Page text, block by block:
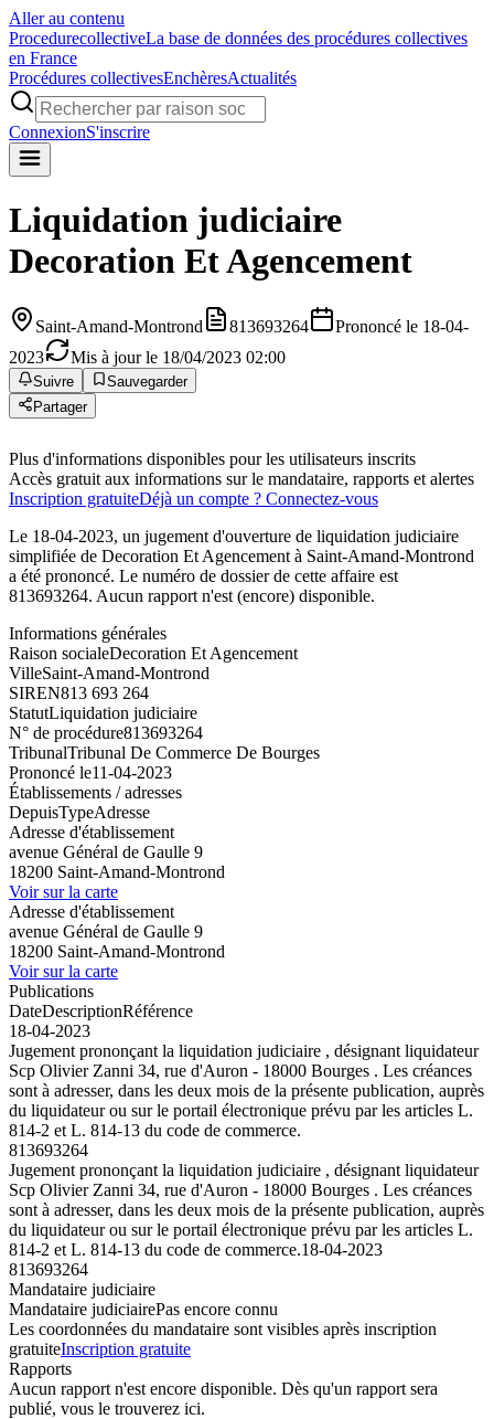
Aller au contenu
ProcedurecollectiveLa base de données des procédures collectives
en France
Procédures collectivesEnchèresActualités
ConnexionS'inscrire
Liquidation judiciaire
Decoration Et Agencement
Saint-Amand-Montrond 813693264
Prononcé le 18-04-
2023
Mis à jour le 18/04/2023 02:00
Suivre
Sauvegarder
Partager
Plus d'informations disponibles pour les utilisateurs inscrits
Accès gratuit aux informations sur le mandataire, rapports et alertes
Inscription gratuiteDéjà un compte ? Connectez-vous
Le 18-04-2023, un jugement d'ouverture de liquidation judiciaire
simplifiée de Decoration Et Agencement à Saint-Amand-Montrond
a été prononcé. Le numéro de dossier de cette affaire est
813693264. Aucun rapport n'est (encore) disponible.
Informations générales
Raison socialeDecoration Et Agencement
VilleSaint-Amand-Montrond
SIREN813 693 264
StatutLiquidation judiciaire
N° de procédure813693264
TribunalTribunal De Commerce De Bourges
Prononcé le11-04-2023
Établissements / adresses
DepuisTypeAdresse
Adresse d'établissement
avenue Général de Gaulle 9
18200 Saint-Amand-Montrond
Voir sur la carte
Adresse d'établissement
avenue Général de Gaulle 9
18200 Saint-Amand-Montrond
Voir sur la carte
Publications
DateDescriptionRéférence
18-04-2023
Jugement prononçant la liquidation judiciaire , désignant liquidateur
Scp Olivier Zanni 34, rue d'Auron - 18000 Bourges . Les créances
sont à adresser, dans les deux mois de la présente publication, auprès
du liquidateur ou sur le portail électronique prévu par les articles L.
814-2 et L. 814-13 du code de commerce.
813693264
Jugement prononçant la liquidation judiciaire , désignant liquidateur
Scp Olivier Zanni 34, rue d'Auron - 18000 Bourges . Les créances
sont à adresser, dans les deux mois de la présente publication, auprès
du liquidateur ou sur le portail électronique prévu par les articles L.
814-2 et L. 814-13 du code de commerce.18-04-2023
813693264
Mandataire judiciaire
Mandataire judiciairePas encore connu
Les coordonnées du mandataire sont visibles après inscription
gratuiteInscription gratuite
Rapports
Aucun rapport n'est encore disponible. Dès qu'un rapport sera
publié, vous le trouverez ici.